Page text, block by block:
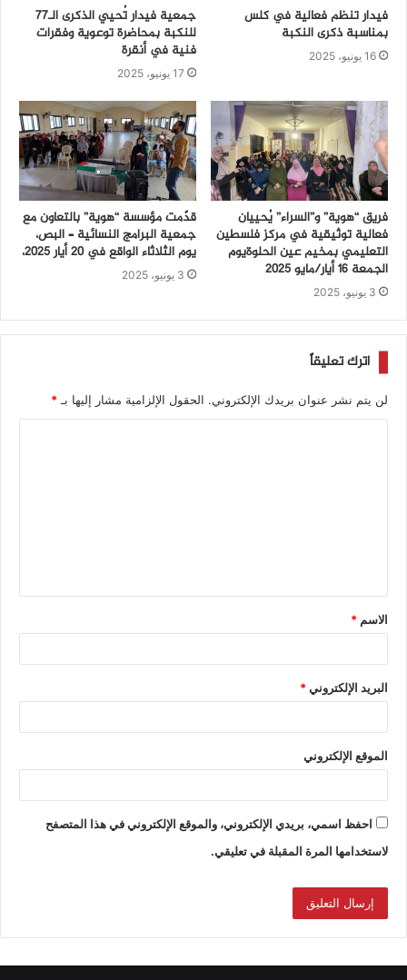
فيدار تنظم فعالية في كلس
بمناسبة ذكرى النكبة
16 يونيو، 2025
جمعية فيدار تُحيي الذكرى الـ77
للنكبة بمحاضرة توعوية وفقرات
فنية في أنقرة
17 يونيو، 2025
فريق “هوية” و”السراء” يُحييان
فعالية توثيقية في مركز فلسطين
التعليمي بمخيم عين الحلوةيوم
الجمعة 16 أيار/مايو 2025
3 يونيو، 2025
قدّمت مؤسسة “هوية” بالتعاون مع
جمعية البرامج النسائية – البص،
يوم الثلاثاء الواقع في 20 أيار 2025،
3 يونيو، 2025
اترك تعليقاً
لن يتم نشر عنوان بريدك الإلكتروني. الحقول الإلزامية مشار إليها بـ *
الاسم *
البريد الإلكتروني*
الموقع الإلكتروني
احفظ اسمي، بريدي الإلكتروني، والموقع الإلكتروني في هذا المتصفح
لاستخدامها المرة المقبلة في تعليقي.